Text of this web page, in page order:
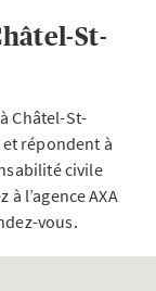
St-
Châtel-St-
répondent à
civile
l’agence AXA
vous.